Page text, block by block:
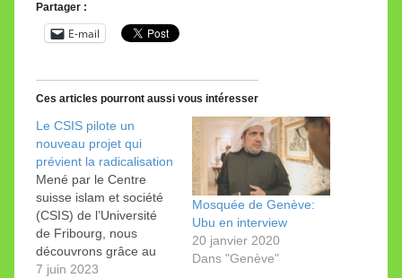
Partager :
E-mail
Ces articles pourront aussi vous intéresser
Le CSIS pilote un
nouveau projet qui
prévient la radicalisation
Mené par le Centre
suisse islam et société
(CSIS) de l’Université
de Fribourg, nous
découvrons grâce au
Temps un nouveau type
7 juin 2023
Mosquée de Genève:
Ubu en interview
20 janvier 2020
Dans "Genève"